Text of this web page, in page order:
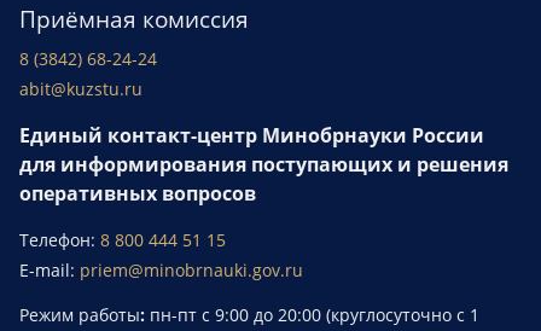
Приёмная комиссия
8 (3842) 68-24-24
abit@kuzstu.ru
Единый контакт-центр Минобрнауки России
для информирования поступающих и решения
оперативных вопросов
Телефон: 8 800 444 51 15
E-mail: priem@minobrnauki.gov.ru
Режим работы: пн-пт с 9:00 до 20:00 (круглосуточно с 1